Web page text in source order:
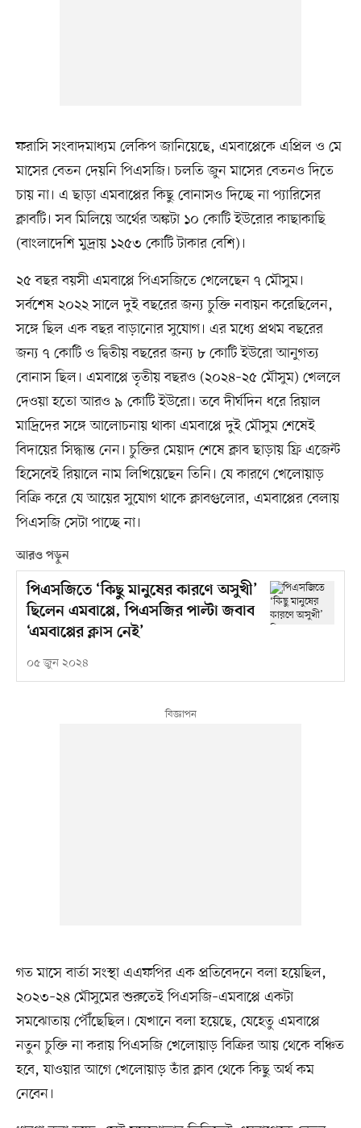
ফরাসি সংবাদমাধ্যম লেকিপ জানিয়েছে, এমবাপ্পেকে এপ্রিল ও মে
মাসের বেতন দেয়নি পিএসজি। চলতি জুন মাসের বেতনও দিতে
চায় না। এ ছাড়া এমবাপ্পের কিছু বোনাসও দিচ্ছে না প্যারিসের
ক্লাবটি। সব মিলিয়ে অর্থের অঙ্কটা ১০ কোটি ইউরোর কাছাকাছি
(বাংলাদেশি মুদ্রায় ১২৫৩ কোটি টাকার বেশি)।
২৫ বছর বয়সী এমবাপ্পে পিএসজিতে খেলেছেন ৭ মৌসুম।
সর্বশেষ ২০২২ সালে দুই বছরের জন্য চুক্তি নবায়ন করেছিলেন,
সঙ্গে ছিল এক বছর বাড়ানোর সুযোগ। এর মধ্যে প্রথম বছরের
জন্য ৭ কোটি ও দ্বিতীয় বছরের জন্য ৮ কোটি ইউরো আনুগত্য
বোনাস ছিল। এমবাপ্পে তৃতীয় বছরও (২০২৪–২৫ মৌসুম) খেললে
দেওয়া হতো আরও ৯ কোটি ইউরো। তবে দীর্ঘদিন ধরে রিয়াল
মাদ্রিদের সঙ্গে আলোচনায় থাকা এমবাপ্পে দুই মৌসুম শেষেই
বিদায়ের সিদ্ধান্ত নেন। চুক্তির মেয়াদ শেষে ক্লাব ছাড়ায় ফ্রি এজেন্ট
হিসেবেই রিয়ালে নাম লিখিয়েছেন তিনি। যে কারণে খেলোয়াড়
বিক্রি করে যে আয়ের সুযোগ থাকে ক্লাবগুলোর, এমবাপ্পের বেলায়
পিএসজি সেটা পাচ্ছে না।
আরও পড়ুন
পিএসজিতে ‘কিছু মানুষের কারণে অসুখী’
ছিলেন এমবাপ্পে, পিএসজির পাল্টা জবাব
‘এমবাপ্পের ক্লাস নেই’
০৫ জুন ২০২৪
গত মাসে বার্তা সংস্থা এএফপির এক প্রতিবেদনে বলা হয়েছিল,
২০২৩–২৪ মৌসুমের শুরুতেই পিএসজি–এমবাপ্পে একটা
সমঝোতায় পৌঁছেছিল। যেখানে বলা হয়েছে, যেহেতু এমবাপ্পে
নতুন চুক্তি না করায় পিএসজি খেলোয়াড় বিক্রির আয় থেকে বঞ্চিত
হবে, যাওয়ার আগে খেলোয়াড় তাঁর ক্লাব থেকে কিছু অর্থ কম
নেবেন।